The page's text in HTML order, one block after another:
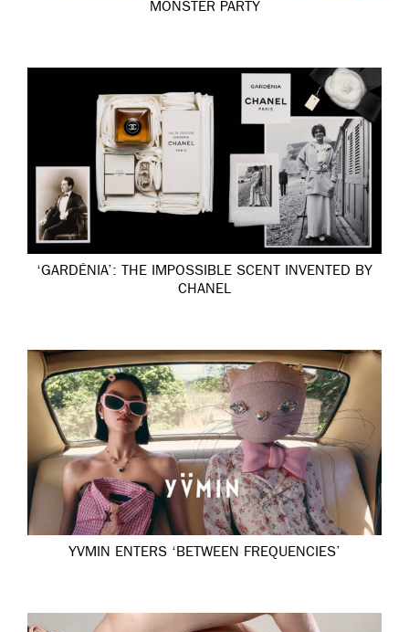
MONSTER PARTY
‘GARDÉNIA’: THE IMPOSSIBLE SCENT INVENTED BY
CHANEL
YVMIN ENTERS ‘BETWEEN FREQUENCIES’